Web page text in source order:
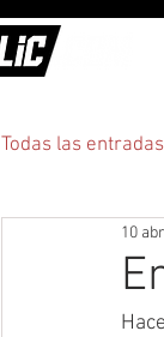
Todas las entradas
Practicidad
10